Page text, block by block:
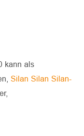
kann als
Silan Silan Silan-